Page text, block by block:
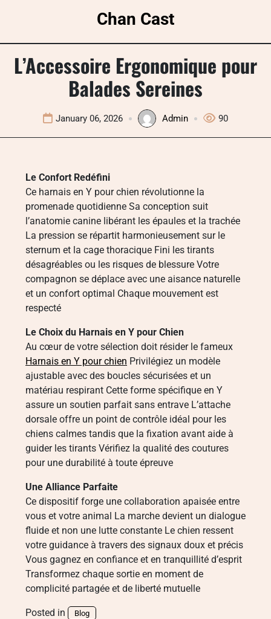
Chan Cast
L’Accessoire Ergonomique pour
Balades Sereines
January 06, 2026 Admin 90
Le Confort Redéfini
Ce harnais en Y pour chien révolutionne la
promenade quotidienne Sa conception suit
l’anatomie canine libérant les épaules et la trachée
La pression se répartit harmonieusement sur le
sternum et la cage thoracique Fini les tirants
désagréables ou les risques de blessure Votre
compagnon se déplace avec une aisance naturelle
et un confort optimal Chaque mouvement est
respecté
Le Choix du Harnais en Y pour Chien
Au cœur de votre sélection doit résider le fameux
Harnais en Y pour chien Privilégiez un modèle
ajustable avec des boucles sécurisées et un
matériau respirant Cette forme spécifique en Y
assure un soutien parfait sans entrave L’attache
dorsale offre un point de contrôle idéal pour les
chiens calmes tandis que la fixation avant aide à
guider les tirants Vérifiez la qualité des coutures
pour une durabilité à toute épreuve
Une Alliance Parfaite
Ce dispositif forge une collaboration apaisée entre
vous et votre animal La marche devient un dialogue
fluide et non une lutte constante Le chien ressent
votre guidance à travers des signaux doux et précis
Vous gagnez en confiance et en tranquillité d’esprit
Transformez chaque sortie en moment de
complicité partagée et de liberté mutuelle
Posted in Blog